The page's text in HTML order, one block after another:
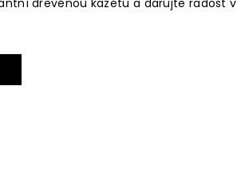
dřevěnou kazetu a darujte radost v